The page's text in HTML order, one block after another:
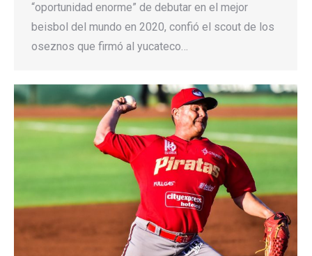
“oportunidad enorme” de debutar en el mejor
beisbol del mundo en 2020, confió el scout de los
oseznos que firmó al yucateco…